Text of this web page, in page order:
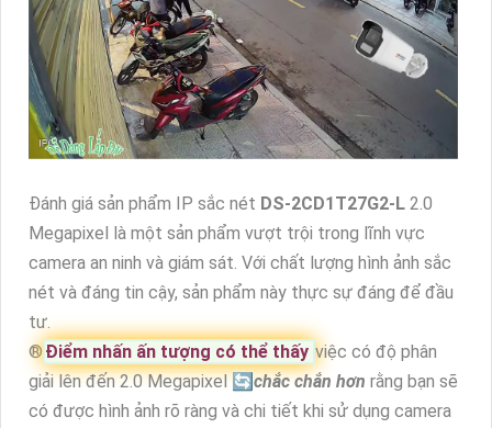
Đánh giá sản phẩm IP sắc nét DS-2CD1T27G2-L 2.0
Megapixel là một sản phẩm vượt trội trong lĩnh vực
camera an ninh và giám sát. Với chất lượng hình ảnh sắc
nét và đáng tin cậy, sản phẩm này thực sự đáng để đầu
tư.
®️ Điểm nhấn ấn tượng có thể thấy việc có độ phân
giải lên đến 2.0 Megapixel 🔄chắc chắn hơn rằng bạn sẽ
có được hình ảnh rõ ràng và chi tiết khi sử dụng camera